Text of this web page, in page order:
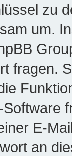
zu
um.
fragen.
E-
an